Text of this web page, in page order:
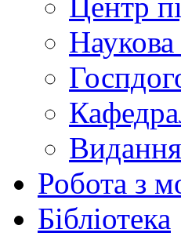
Робота з
Бібліотека